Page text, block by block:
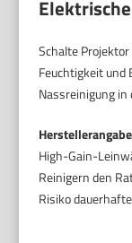
Schalte
Feuchtigkeit und
Nassreinigung in
High-Gain-
Reinigern den
Risiko